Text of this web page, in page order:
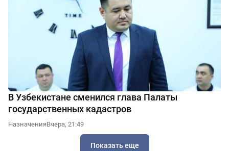
В Узбекистане сменился глава Палаты
государственных кадастров
НазначенияВчера, 21:49
Показать еще